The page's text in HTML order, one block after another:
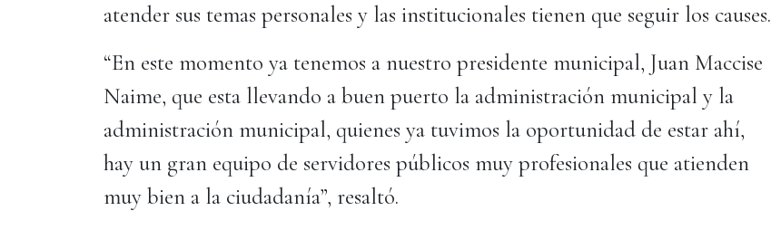
atender sus temas personales y las institucionales tienen que seguir los causes.
“En este momento ya tenemos a nuestro presidente municipal, Juan Maccise
Naime, que esta llevando a buen puerto la administración municipal y la
administración municipal, quienes ya tuvimos la oportunidad de estar ahí,
hay un gran equipo de servidores públicos muy profesionales que atienden
muy bien a la ciudadanía”, resaltó.